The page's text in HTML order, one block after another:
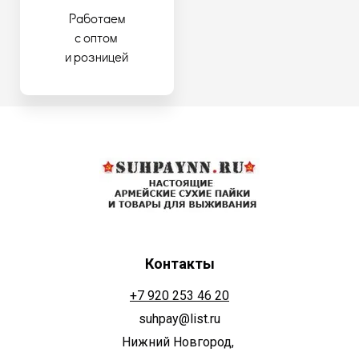
Работаем
с оптом
и розницей
Контакты
+7 920 253 46 20
suhpay@list.ru
Нижний Новгород,